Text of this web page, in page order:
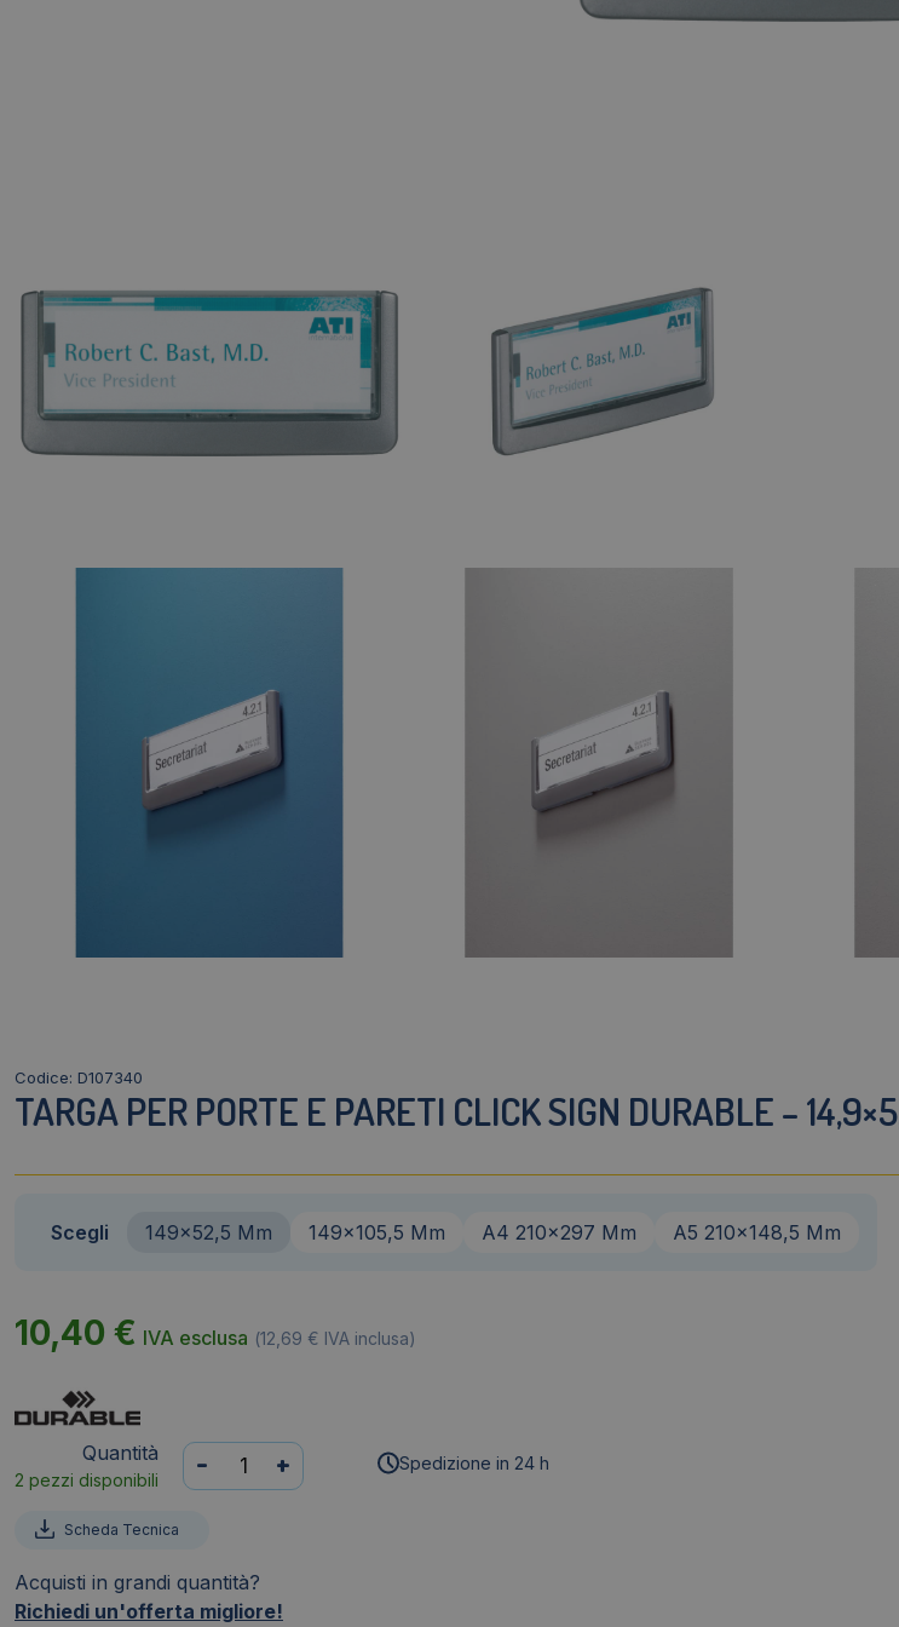
Codice: D107340
TARGA PER PORTE E PARETI CLICK SIGN DURABLE –
Scegli 149x52,5 Mm 149x105,5 Mm A4 210x297 Mm A5 210x148,5 Mm
10,40 € IVA esclusa (12,69 € IVA inclusa)
Quantità
2 pezzi disponibili
Targa
per
pareti
Click
- + Spedizione in 24 h
Scheda Tecnica
Acquisti in grandi quantità?
Richiedi un'offerta migliore!